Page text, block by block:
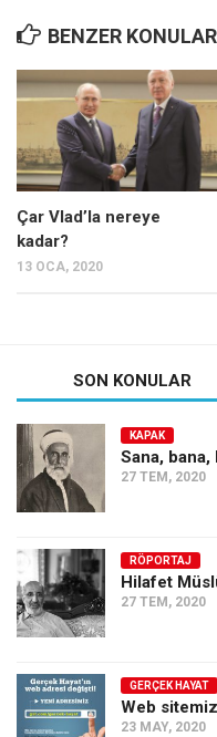
Tüm Sayılar
Kategoriler
Kültür Sanat
Kitap
Karisi kitap sualleri
7 soruda bu hafta
Ekonomi
Sağlık
Hayat
Türkiye
Dünya
Avrupa
İslam Dünyası
BENZER KONULAR
Çar Vlad’la nereye
kadar?
13 OCA, 2020
SON KONULAR
KAPAK
Sana,
27 TEM, 2020
RÖPORTAJ
Hilafet
27 TEM, 2020
GERÇEK HAYAT
Web
23 MAY, 2020